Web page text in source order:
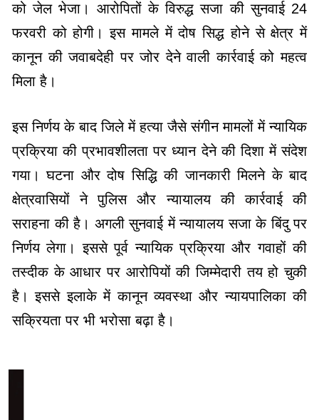
को जेल भेजा। आरोपितों के विरुद्ध सजा की सुनवाई 24
फरवरी को होगी। इस मामले में दोष सिद्ध होने से क्षेत्र में
कानून की जवाबदेही पर जोर देने वाली कार्रवाई को महत्व
मिला है।
इस निर्णय के बाद जिले में हत्या जैसे संगीन मामलों में न्यायिक
प्रक्रिया की प्रभावशीलता पर ध्यान देने की दिशा में संदेश
गया। घटना और दोष सिद्धि की जानकारी मिलने के बाद
क्षेत्रवासियों ने पुलिस और न्यायालय की कार्रवाई की
सराहना की है। अगली सुनवाई में न्यायालय सजा के बिंदु पर
निर्णय लेगा। इससे पूर्व न्यायिक प्रक्रिया और गवाहों की
तस्दीक के आधार पर आरोपियों की जिम्मेदारी तय हो चुकी
है। इससे इलाके में कानून व्यवस्था और न्यायपालिका की
सक्रियता पर भी भरोसा बढ़ा है।